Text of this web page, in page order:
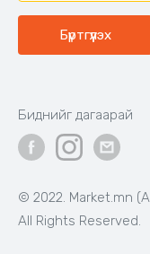
Бүртгүүлэх
© 2022. Market.mn
All Rights Reserved.
Биднийг дагаарай